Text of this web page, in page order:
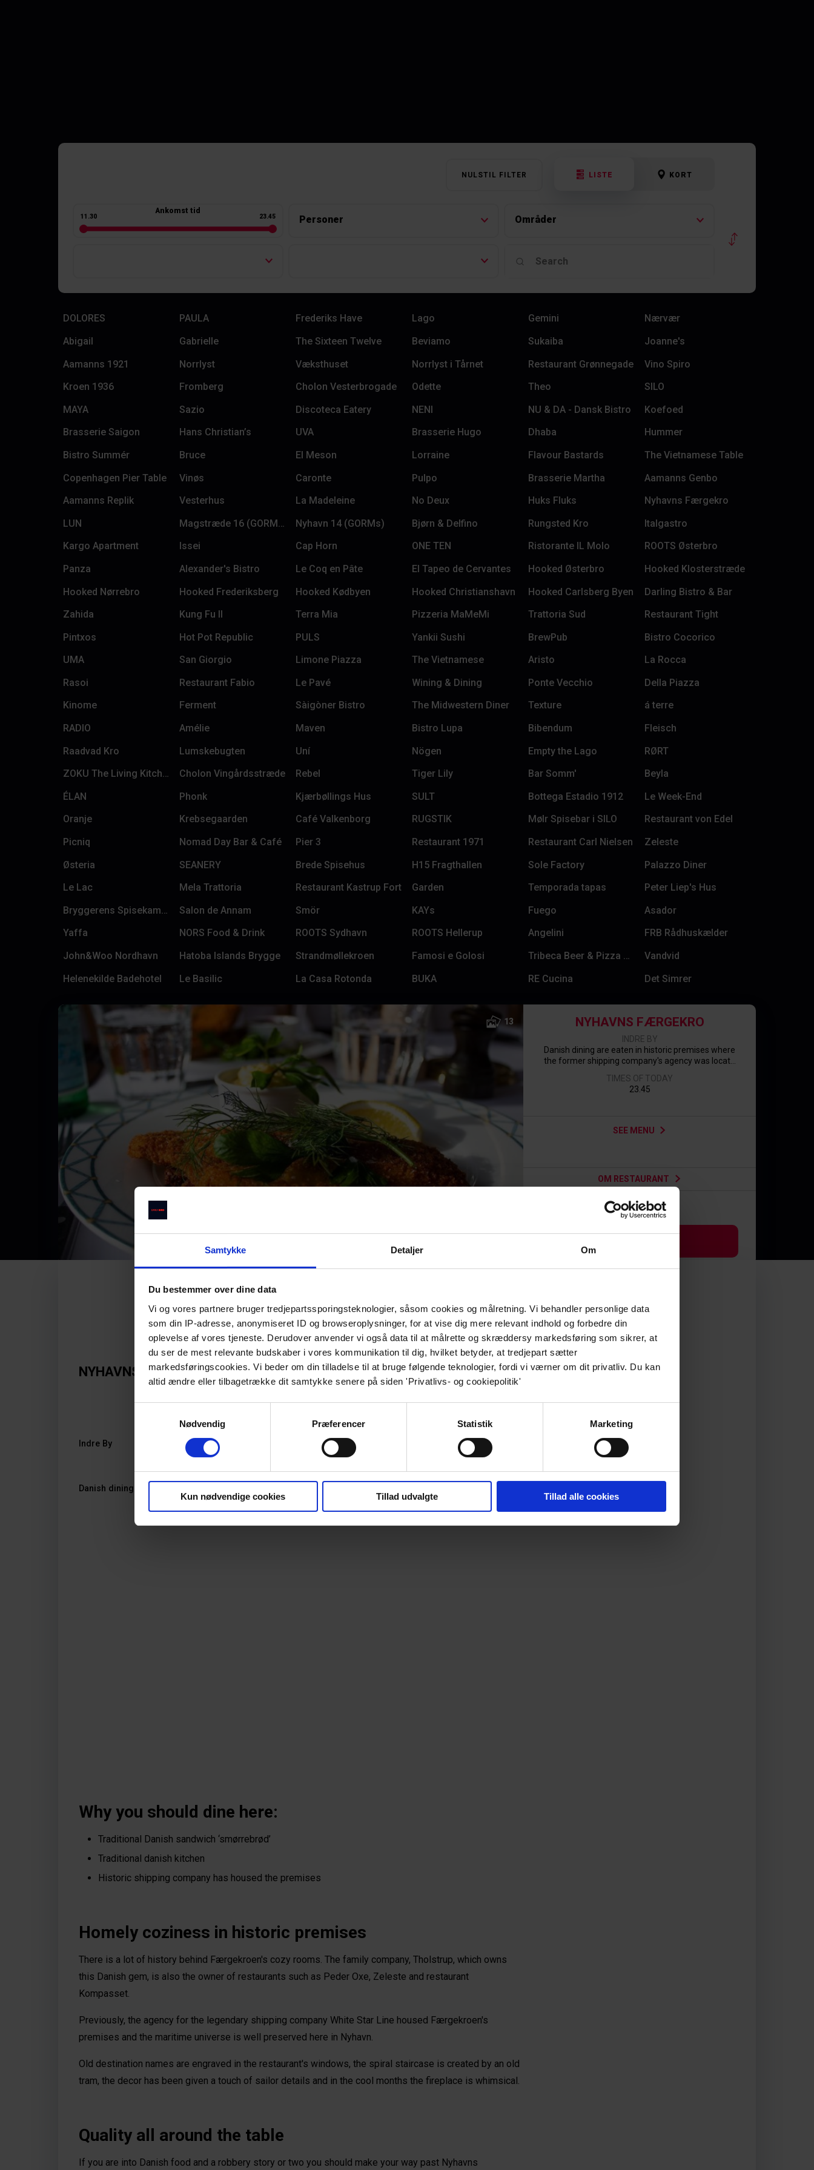
Samtykke Detaljer Om
Du bestemmer over dine data
Vi og vores partnere bruger tredjepartssporingsteknologier, såsom cookies og målretning. Vi behandler personlige data
som din IP-adresse, anonymiseret ID og browseroplysninger, for at vise dig mere relevant indhold og forbedre din
oplevelse af vores tjeneste. Derudover anvender vi også data til at målrette og skræddersy markedsføring som sikrer, at
du ser de mest relevante budskaber i vores kommunikation til dig, hvilket betyder, at tredjepart sætter
markedsføringscookies. Vi beder om din tilladelse til at bruge følgende teknologier, fordi vi værner om dit privatliv. Du kan
altid ændre eller tilbagetrække dit samtykke senere på siden 'Privatlivs- og cookiepolitik'
Nødvendig
Præferencer Statistik Marketing
Kun nødvendige cookies Tillad udvalgte Tillad alle cookies
NULSTIL FILTER LISTE KORT
Ankomst tid
11.30 23.45 Personer Områder
DOLORES PAULA Frederiks Have Lago Gemini
Nærvær
Abigail
Gabrielle The Sixteen Twelve Beviamo Sukaiba
Joanne's
Aamanns 1921
Norrlyst Væksthuset Norrlyst i Tårnet Restaurant Grønnegade
Vino Spiro
Kroen 1936
Fromberg Cholon Vesterbrogade Odette Theo
SILO
MAYA
Sazio Discoteca Eatery NENI NU & DA - Dansk Bistro
Koefoed
Brasserie Saigon
Hans Christian’s UVA Brasserie Hugo Dhaba
Hummer
Bistro Summér
Bruce El Meson Lorraine Flavour Bastards
The Vietnamese Table
Copenhagen Pier Table
Vinøs Caronte Pulpo Brasserie Martha
Aamanns Genbo
Aamanns Replik
Vesterhus La Madeleine No Deux Huks Fluks
Nyhavns Færgekro
LUN
Nyhavn 14 (GORMs) Bjørn & Delfino Rungsted Kro
Italgastro
Kargo Apartment
Issei Cap Horn ONE TEN Ristorante IL Molo
ROOTS Østerbro
Panza
Alexander's Bistro Le Coq en Pâte El Tapeo de Cervantes Hooked Østerbro
Hooked Klosterstræde
Hooked Nørrebro
Hooked Frederiksberg Hooked Kødbyen Hooked Christianshavn Hooked Carlsberg Byen
Darling Bistro & Bar
Zahida
Kung Fu II Terra Mia Pizzeria MaMeMi Trattoria Sud
Restaurant Tight
Pintxos
Hot Pot Republic PULS Yankii Sushi BrewPub
Bistro Cocorico
UMA
San Giorgio Limone Piazza The Vietnamese Aristo
La Rocca
Rasoi
Restaurant Fabio Le Pavé Wining & Dining Ponte Vecchio
Della Piazza
Kinome
Ferment Sàigòner Bistro The Midwestern Diner Texture
á terre
RADIO
Amélie Maven Bistro Lupa Bibendum
Fleisch
Raadvad Kro
Lumskebugten Uní Nögen Empty the Lago
RØRT
ZOKU The Living Kitchen
Cholon Vingårdsstræde Rebel Tiger Lily Bar Somm'
Beyla
ÉLAN
Phonk Kjærbøllings Hus SULT Bottega Estadio 1912
Le Week-End
Oranje
Krebsegaarden Café Valkenborg RUGSTIK Mølr Spisebar i SILO
Restaurant von Edel
Picniq
Nomad Day Bar & Café Pier 3 Restaurant 1971 Restaurant Carl Nielsen
Zeleste
Østeria
SEANERY Brede Spisehus H15 Fragthallen Sole Factory
Palazzo Diner
Le Lac
Mela Trattoria Restaurant Kastrup Fort Garden Temporada tapas
Peter Liep's Hus
Bryggerens Spisekammer
Salon de Annam Smör KAYs Fuego
Asador
Yaffa
NORS Food & Drink ROOTS Sydhavn ROOTS Hellerup Angelini
FRB Rådhuskælder
John&Woo Nordhavn
Hatoba Islands Brygge Strandmøllekroen Famosi e Golosi Tribeca Beer & Pizza Lab
Vandvid
Helenekilde Badehotel
Le Basilic La Casa Rotonda BUKA RE Cucina Det Simrer
13 NYHAVNS FÆRGEKRO
INDRE BY
Danish dining are eaten in historic premises where
the former shipping company's agency was locat...
TIMES OF TODAY
23.45
SEE MENU
OM RESTAURANT
430kr 287kr
NYHAVNS FÆRGEKRO
Indre By
Why you should dine here:
Traditional Danish sandwich ‘smørrebrød’
Traditional danish kitchen
Historic shipping company has housed the premises
Homely coziness in historic premises
There is a lot of history behind Færgekroen's cozy rooms. The family company, Tholstrup, which owns
this Danish gem, is also the owner of restaurants such as Peder Oxe, Zeleste and restaurant
Kompasset.
Previously, the agency for the legendary shipping company White Star Line housed Færgekroen's
premises and the maritime universe is well preserved here in Nyhavn.
Old destination names are engraved in the restaurant's windows, the spiral staircase is created by an old
tram, the decor has been given a touch of sailor details and in the cool months the fireplace is whimsical.
Quality all around the table
If you are into Danish food and a robbery story or two you should make your way past Nyhavns